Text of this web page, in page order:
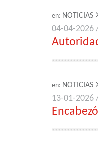
en: NOTICIAS
04-04-2026
en: NOTICIAS
13-01-2026